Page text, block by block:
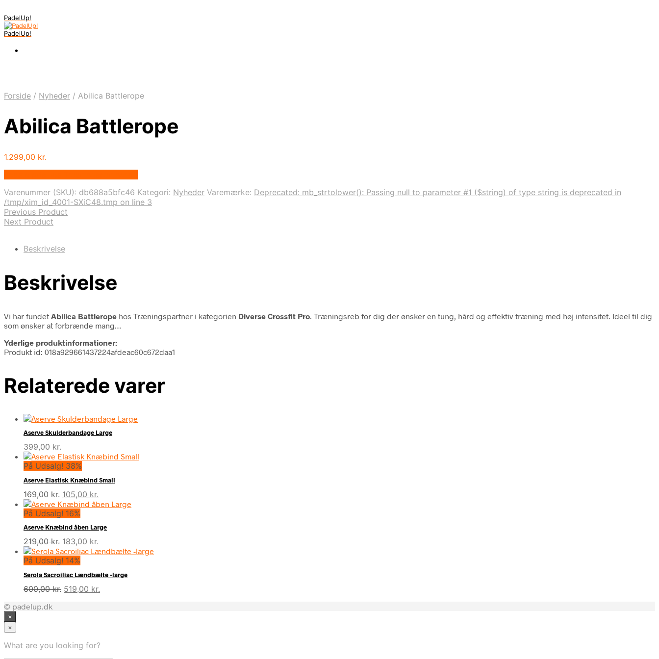
PadelUp!
PadelUp!
Forside / Nyheder / Abilica Battlerope
Abilica Battlerope
1.299,00 kr.
Varenummer (SKU): db688a5bfc46 Kategori: Nyheder Varemærke: Deprecated: mb_strtolower(): Passing null to parameter #1 ($string) of type string is deprecated in
/tmp/xim_id_4001-SXiC48.tmp on line 3
Previous Product
Next Product
Beskrivelse
Beskrivelse
Vi har fundet Abilica Battlerope hos Træningspartner i kategorien Diverse Crossfit Pro . Træningsreb for dig der ønsker en tung, hård og effektiv træning med høj intensitet. Ideel til dig
som ønsker at forbrænde mang…
Yderlige produktinformationer:
Produkt id: 018a929661437224afdeac60c672daa1
Relaterede varer
Aserve Skulderbandage Large
399,00 kr.
På Udsalg! 38%
Aserve Elastisk Knæbind Small
169,00kr. Den
oprindelige
pris
var:
169,00 kr..
105,00 kr.
aktuelle
105,00 kr..
På Udsalg! 16%
Aserve Knæbind åben Large
219,00kr. Den
oprindelige
pris
var:
219,00 kr..
183,00 kr.
aktuelle
er:
183,00 kr..
På Udsalg! 14%
Serola Sacroiliac Lændbælte -large
600,00kr. Den
519,00 kr.
© padelup.dk
×
×
What are you looking for?